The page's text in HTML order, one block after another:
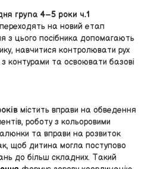
група 4–5 роки ч.1
на новий етап
з цього посібника допомагають
навчитися контролювати рух
контурами та освоювати базові
містить вправи на обведення
роботу з кольоровими
та вправи на розвиток
щоб дитина могла поступово
до більш складних. Такий